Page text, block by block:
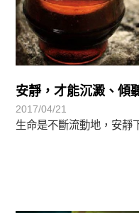
安靜，才能沉澱、傾
2017/04/21
生命是不斷流動地，安靜